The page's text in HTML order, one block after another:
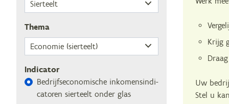
Krijg
Uw
Stel u
The­ma
Indicator
Be­drijfs­eco­no­mi­sche in­ko­mens­in­di­
ca­to­ren sier­teelt on­der glas